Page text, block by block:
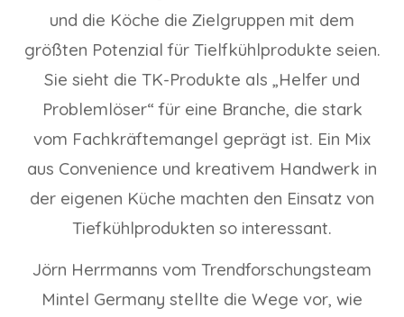
und die Köche die Zielgruppen mit dem
größten Potenzial für Tielfkühlprodukte seien.
Sie sieht die TK-Produkte als „Helfer und
Problemlöser“ für eine Branche, die stark
vom Fachkräftemangel geprägt ist. Ein Mix
aus Convenience und kreativem Handwerk in
der eigenen Küche machten den Einsatz von
Tiefkühlprodukten so interessant.
Jörn Herrmanns vom Trendforschungsteam
Mintel Germany stellte die Wege vor, wie